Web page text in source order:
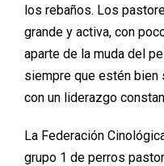
los rebaños. Los
grande y activa, con
aparte de la muda del
siempre que estén bien
con un liderazgo
La Federación
grupo 1 de perros